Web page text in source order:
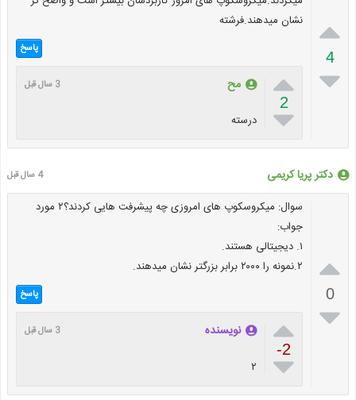

4

نشان میدهند.فرشته
پاسخ

2

مح 3 سال قبل
درسته
دکتر پریا کریمی 4 سال قبل

0

سوال: میکروسکوپ های امروزی چه پیشرفت هایی کردند؟۲ مورد
جواب:
۱. دیجیتالی هستند.
۲.نمونه را ۲۰۰۰ برابر بزرگتر نشان میدهند.
پاسخ

-2

نویسنده 3 سال قبل
۲